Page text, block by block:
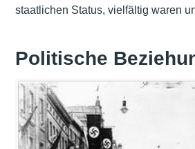
staatlichen Status, vielfältig waren
Politische